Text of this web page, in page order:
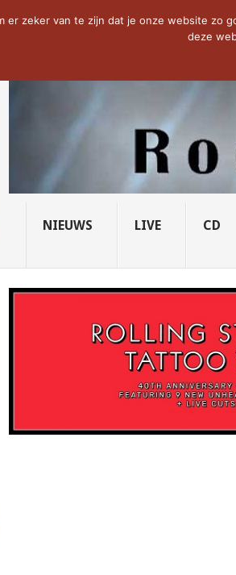
NOW TRENDING: THE VICIOUS HEAD
NIEUWS LIVE CD
er zeker van te zijn dat je onze website zo
deze